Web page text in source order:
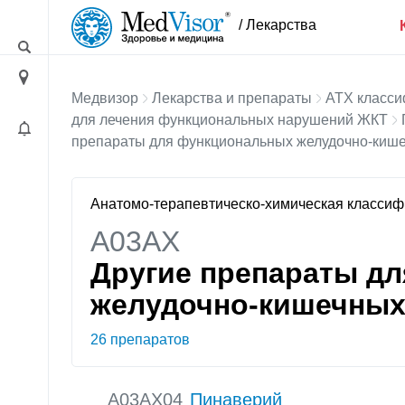
/ Лекарства
Медвизор Лекарства и препараты АТХ
для лечения функциональных нарушений ЖКТ
препараты для функциональных желудочно-
Анатомо-терапевтическо-химическая
A03AX
Другие препараты
желудочно-
26 препаратов
A03AX04 Пинаверий